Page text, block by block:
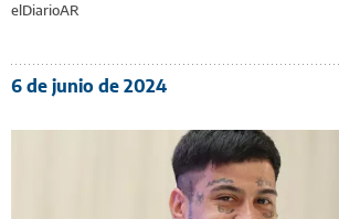
elDiarioAR
6 de junio de 2024